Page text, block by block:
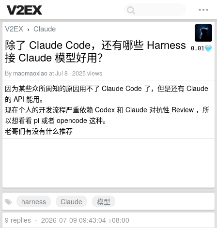
0.01
V2EX › Claude
除了 Claude Code，还有哪些 Harness
接 Claude 模型好用？
By maomaoxiaoat Jul 8 · 2025 views
因为某些众所周知的原因用不了 Claude Code 了，但是还有 Claude
的 API 能用。
现在个人的开发流程严重依赖 Codex 和 Claude 对抗性 Review ，所
以想看看 pi 或者 opencode 这种。
老哥们有没有什么推荐
harness Claude
模型
9 replies • 2026-07-09 09:43:04 +08:00